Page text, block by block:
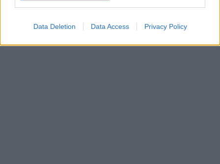
Data Deletion Data Access Privacy Policy